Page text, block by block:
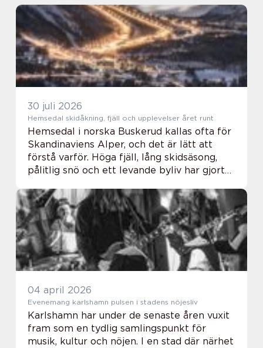
30 juli 2026
Hemsedal skidåkning, fjäll och upplevelser året runt
Hemsedal i norska Buskerud kallas ofta för
Skandinaviens Alper, och det är lätt att
förstå varför. Höga fjäll, lång skidsäsong,
pålitlig snö och ett levande byliv har gjort
kompisgäng och mer erfarna åkare. Hä...
04 april 2026
Evenemang karlshamn pulsen i stadens nöjesliv
Karlshamn har under de senaste åren vuxit
fram som en tydlig samlingspunkt för
musik, kultur och nöjen. I en stad där närhet